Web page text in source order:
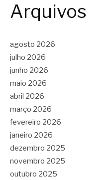
Arquivos
agosto 2026
julho 2026
junho 2026
maio 2026
abril 2026
março 2026
fevereiro 2026
janeiro 2026
dezembro 2025
novembro 2025
outubro 2025